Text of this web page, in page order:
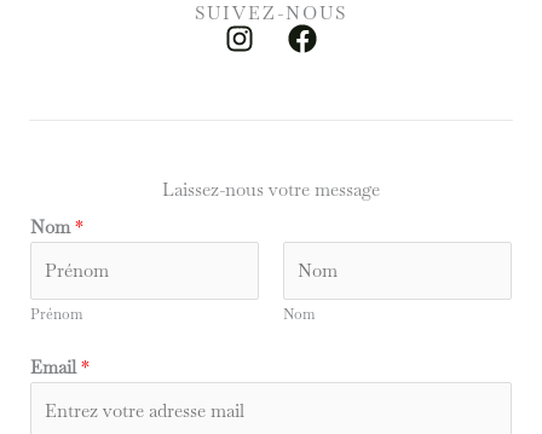
SUIVEZ-NOUS
I
g
a
F
a
o
k
Laissez-nous votre message
Nom*
Prénom Nom
Email*